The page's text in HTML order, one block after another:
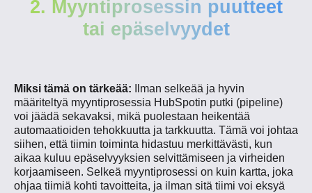
2. Myyntiprosessin puutteet
tai epäselvyydet
Miksi tämä on tärkeää:
Ilman selkeää ja hyvin
määriteltyä myyntiprosessia HubSpotin putki (pipeline)
voi jäädä sekavaksi, mikä puolestaan heikentää
automaatioiden tehokkuutta ja tarkkuutta. Tämä voi johtaa
siihen, että tiimin toiminta hidastuu merkittävästi, kun
aikaa kuluu epäselvyyksien selvittämiseen ja virheiden
korjaamiseen. Selkeä myyntiprosessi on kuin kartta, joka
ohjaa tiimiä kohti tavoitteita, ja ilman sitä tiimi voi eksyä